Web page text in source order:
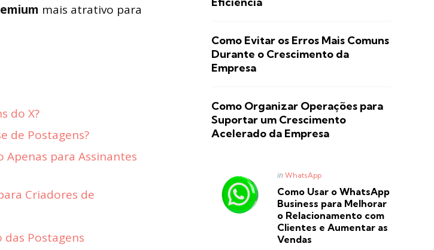
mais atrativo para
do X?
de Postagens?
Apenas para Assinantes
Criadores de
das Postagens
Como Evitar os Erros Mais Comuns
Durante o Crescimento da
Empresa
Como Organizar Operações para
Suportar um Crescimento
Acelerado da Empresa
Posted
in WhatsApp
Como Usar o WhatsApp
Business para Melhorar
o Relacionamento com
Clientes e Aumentar as
Vendas